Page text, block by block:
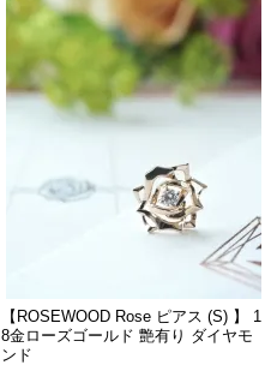
【ROSEWOOD Rose ピアス (S) 】 1
8金ローズゴールド 艶有り ダイヤモ
ンド